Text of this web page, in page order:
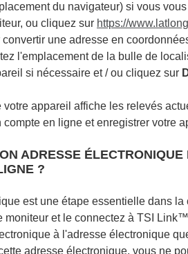
du navigateur) si vous
ou cliquez sur https://
convertir une adresse en
l'emplacement de la bulle de
si nécessaire et / ou cliquez sur
appareil affiche les relevés
en ligne et enregistrer votre
ADRESSE ÉLECTRONIQUE
?
est une étape essentielle dans
moniteur et le connectez à TSI
à l'adresse électronique
adresse électronique, vous ne